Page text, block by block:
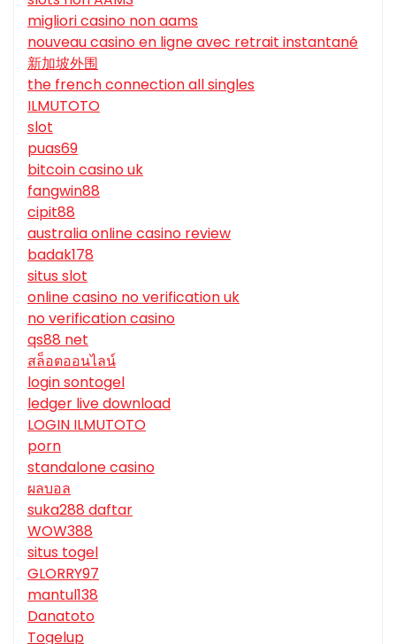
migliori casino non aams
nouveau casino en ligne avec retrait instantané
新加坡外围
the french connection all singles
ILMUTOTO
slot
puas69
bitcoin casino uk
fangwin88
cipit88
australia online casino review
badak178
situs slot
online casino no verification uk
no verification casino
qs88 net
สล็อตออนไลน์
login sontogel
ledger live download
LOGIN ILMUTOTO
porn
standalone casino
ผลบอล
suka288 daftar
WOW388
situs togel
GLORRY97
mantul138
Danatoto
Togelup